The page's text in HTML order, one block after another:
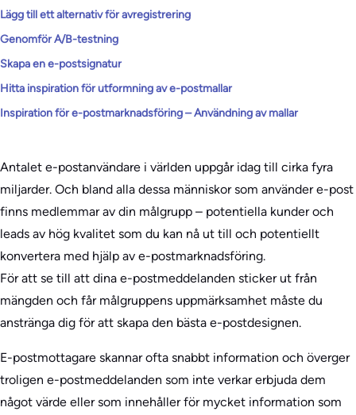
Lägg till ett alternativ för avregistrering
Genomför A/B-testning
Skapa en e-postsignatur
Hitta inspiration för utformning av e-postmallar
Inspiration för e-postmarknadsföring – Användning av mallar
Antalet e-postanvändare i världen uppgår idag till cirka fyra
miljarder. Och bland alla dessa människor som använder e-post
finns medlemmar av din målgrupp – potentiella kunder och
leads av hög kvalitet som du kan nå ut till och potentiellt
konvertera med hjälp av e-postmarknadsföring.
För att se till att dina e-postmeddelanden sticker ut från
mängden och får målgruppens uppmärksamhet måste du
anstränga dig för att skapa den bästa e-postdesignen.
E-postmottagare skannar ofta snabbt information och överger
troligen e-postmeddelanden som inte verkar erbjuda dem
något värde eller som innehåller för mycket information som